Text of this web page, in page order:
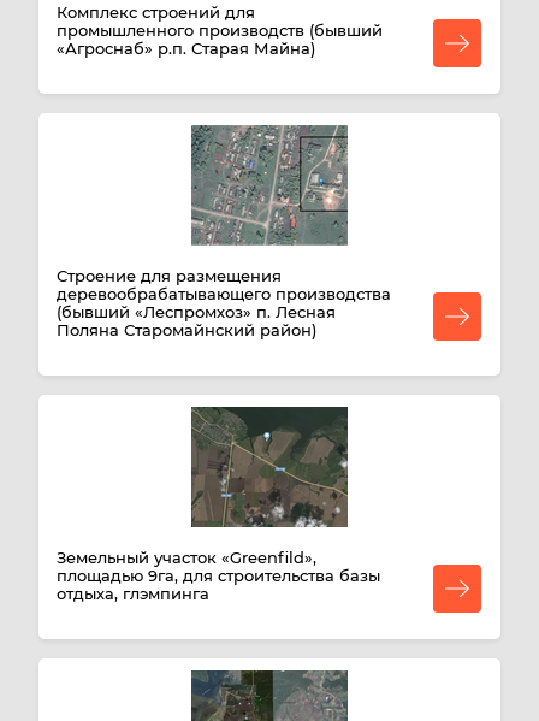
Комплекс строений для
промышленного производств (бывший
«Агроснаб» р.п. Старая Майна)
Строение для размещения
деревообрабатывающего производства
(бывший «Леспромхоз» п. Лесная
Поляна Старомайнский район)
Земельный участок «Greenfild»,
площадью 9га, для строительства базы
отдыха, глэмпинга